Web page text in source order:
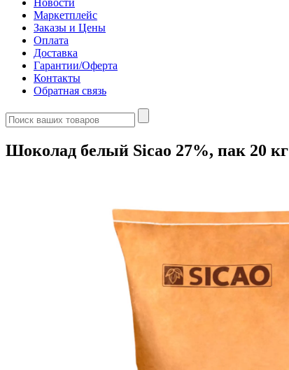
Новости
Маркетплейс
Заказы и Цены
Оплата
Доставка
Гарантии/Оферта
Контакты
Обратная связь
Шоколад белый Sicao 27%, пак 20 кг